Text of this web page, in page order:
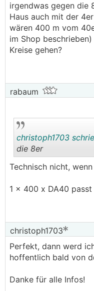
irgendwas gegen die
Haus auch mit der
wären 400 m vom
im Shop
Kreise gehen?
rabaum
christoph1703
die 8er
Technisch nicht,
1 x 400 x DA40
christoph1703
Perfekt, dann werd
hoffentlich bald von
Danke für alle Infos!